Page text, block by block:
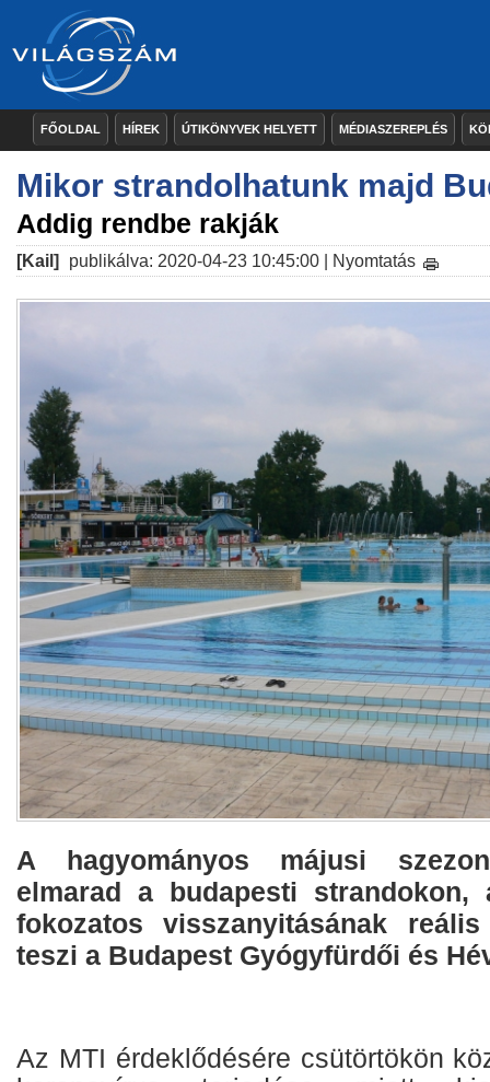
FŐOLDAL HÍREK ÚTIKÖNYVEK HELYETT MÉDIASZEREPLÉS
Mikor strandolhatunk majd
Addig rendbe rakják
[Kail] publikálva: 2020-04-23 10:45:00 | Nyomtatás
A hagyományos májusi
elmarad a budapesti strandokon,
fokozatos visszanyitásának
teszi a Budapest Gyógyfürdői és
Az MTI érdeklődésére csütörtökön